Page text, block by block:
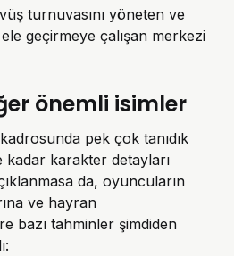
turnuvasını yöneten ve
geçirmeye çalışan merkezi
önemli isimler
pek çok tanıdık
karakter detayları
da, oyuncuların
ve hayran
bazı tahminler şimdiden